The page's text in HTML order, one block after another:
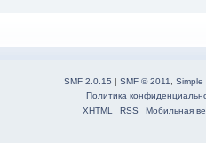
SMF 2.0.15 | SMF © 2011, Simple
Политика
XHTML
RSS Мобильная